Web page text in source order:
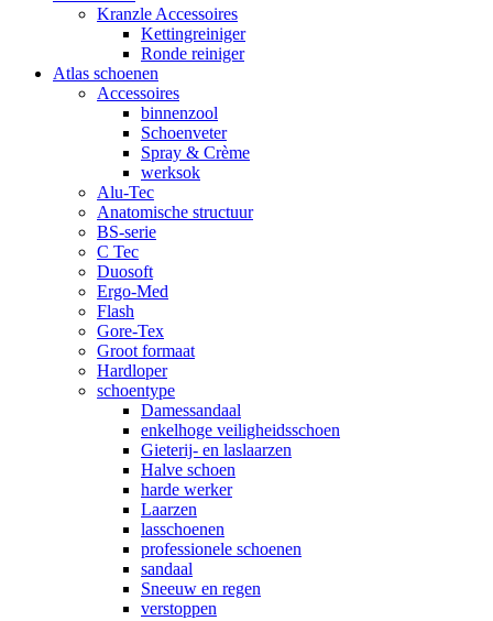
Kranzle Accessoires
Kettingreiniger
Ronde reiniger
Atlas schoenen
Accessoires
binnenzool
Schoenveter
Spray & Crème
werksok
Alu-Tec
Anatomische structuur
BS-serie
C Tec
Duosoft
Ergo-Med
Flash
Gore-Tex
Groot formaat
Hardloper
schoentype
Damessandaal
enkelhoge veiligheidsschoen
Gieterij- en laslaarzen
Halve schoen
harde werker
Laarzen
lasschoenen
professionele schoenen
sandaal
Sneeuw en regen
verstoppen